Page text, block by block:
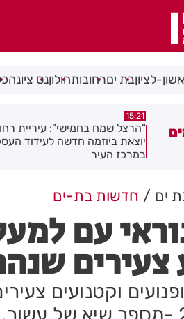
לציוןבת יםרחובותחולוןנס ציונה
15:13
נפגעת בעבודה בראשון לציון?
שחשוב לדעת כדי לממש את
שלך
ים חדשות בת-ים
צעירים